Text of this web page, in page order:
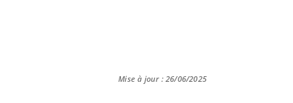
Mise à jour : 26/06/2025